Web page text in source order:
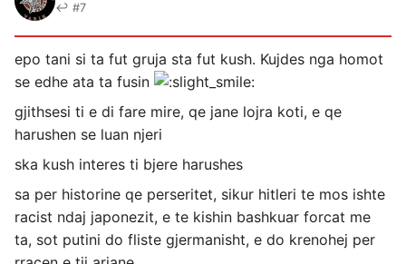
↩ #7
epo tani si ta fut gruja sta fut kush. Kujdes nga homot
se edhe ata ta fusin
gjithsesi ti e di fare mire, qe jane lojra koti, e qe
harushen se luan njeri
ska kush interes ti bjere harushes
sa per historine qe perseritet, sikur hitleri te mos ishte
racist ndaj japonezit, e te kishin bashkuar forcat me
ta, sot putini do fliste gjermanisht, e do krenohej per